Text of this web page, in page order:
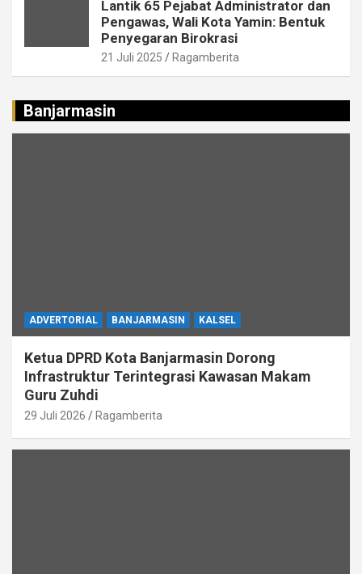
Lantik 65 Pejabat Administrator dan
Pengawas, Wali Kota Yamin: Bentuk
Penyegaran Birokrasi
21 Juli 2025 Ragamberita
Banjarmasin
ADVERTORIAL BANJARMASIN KALSEL
Ketua DPRD Kota Banjarmasin Dorong
Infrastruktur Terintegrasi Kawasan Makam
Guru Zuhdi
29 Juli 2026 Ragamberita